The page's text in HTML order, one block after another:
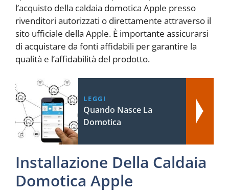
l’acquisto della caldaia domotica Apple presso
rivenditori autorizzati o direttamente attraverso il
sito ufficiale della Apple. È importante assicurarsi
di acquistare da fonti affidabili per garantire la
qualità e l’affidabilità del prodotto.
LEGGI
Quando Nasce La
Domotica
Installazione Della Caldaia
Domotica Apple